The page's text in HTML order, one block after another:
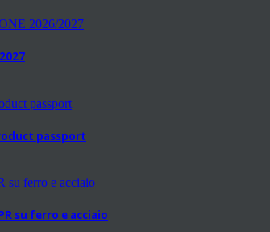
passport
su ferro e acciaio